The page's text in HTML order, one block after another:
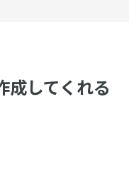
成してくれる